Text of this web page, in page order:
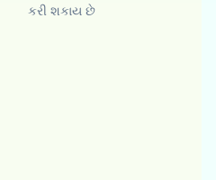
કરી શકાય છે